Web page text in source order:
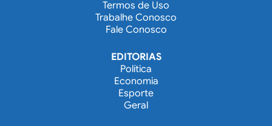
Termos de Uso
Trabalhe Conosco
Fale Conosco
EDITORIAS
Política
Economia
Esporte
Geral